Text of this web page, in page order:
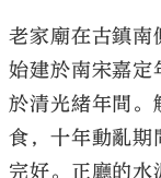
老家廟在古鎮南
始建於南宋嘉定
於清光緒年間。
食，十年動亂期
完好。正廳的水